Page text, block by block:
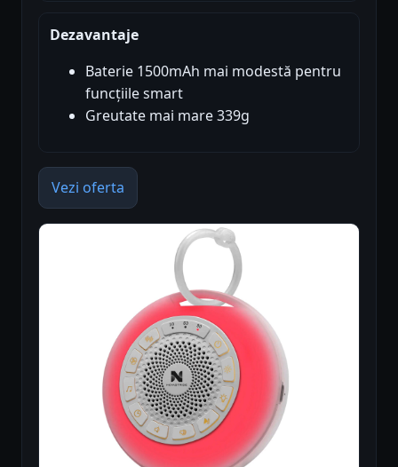
Dezavantaje
Baterie 1500mAh mai modestă pentru
funcțiile smart
Greutate mai mare 339g
Vezi oferta